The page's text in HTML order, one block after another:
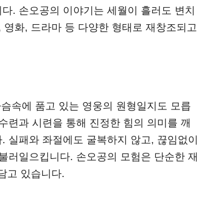
. 손오공의 이야기는 세월이 흘러도 변치
화, 드라마 등 다양한 형태로 재창조되고
속에 품고 있는 영웅의 원형일지도 모릅
련과 시련을 통해 진정한 힘의 의미를 깨
실패와 좌절에도 굴복하지 않고, 끊임없이
러일으킵니다. 손오공의 모험은 단순한 재
고 있습니다.